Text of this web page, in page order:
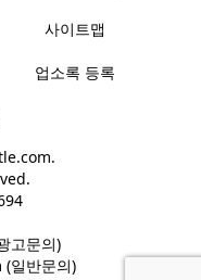
사이트맵
업소록 등록
.
고문의)
일반문의)